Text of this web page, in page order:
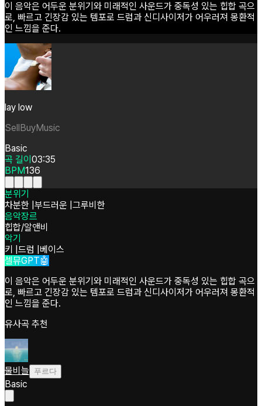
이 음악은 어두운 분위기와 미래적인 사운드가 중독성 있는 힙합 곡으
로, 빠르고 긴장감 있는 템포로 드럼과 신디사이저가 어우러져 몽환적
인 느낌을 준다.
lay low
SellBuyMusic
Basic
곡 길이 03:35
BPM136
분위기
차분한 부드러운 그루비한
음악장르
힙합/알앤비
악기
키 드럼
베이스
셀뮤GPT🤖
이 음악은 어두운 분위기와 미래적인 사운드가 중독성 있는 힙합 곡으
로, 빠르고 긴장감 있는 템포로 드럼과 신디사이저가 어우러져 몽환적
인 느낌을 준다.
유사곡 추천
물비늘 푸르다
Basic